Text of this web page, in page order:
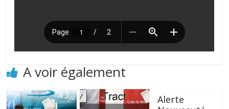
A voir également
Alerte